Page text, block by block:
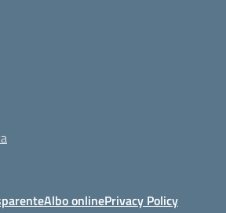
Albo onlinePrivacy Policy